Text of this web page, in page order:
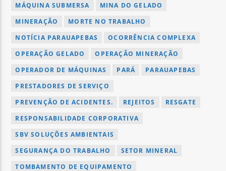
MÁQUINA SUBMERSA
MINA DO GELADO
MINERAÇÃO
MORTE NO TRABALHO
NOTÍCIA PARAUAPEBAS
OCORRÊNCIA COMPLEXA
OPERAÇÃO GELADO
OPERAÇÃO MINERAÇÃO
OPERADOR DE MÁQUINAS
PARÁ
PARAUAPEBAS
PRESTADORES DE SERVIÇO
PREVENÇÃO DE ACIDENTES.
REJEITOS
RESGATE
RESPONSABILIDADE CORPORATIVA
SBV SOLUÇÕES AMBIENTAIS
SEGURANÇA DO TRABALHO
SETOR MINERAL
TOMBAMENTO DE EQUIPAMENTO